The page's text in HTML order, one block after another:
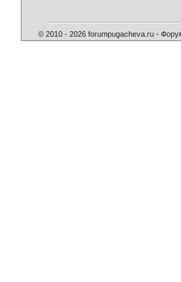
© 2010 - 2026 forumpugacheva.ru -